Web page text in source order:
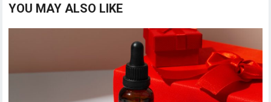
YOU MAY ALSO LIKE